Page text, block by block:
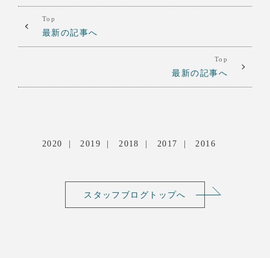
Top
最新の記事へ
Top
最新の記事へ
2020 2019 2018 2017 2016
スタッフブログトップへ